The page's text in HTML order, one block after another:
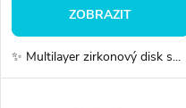
d
u
o
d
ZOBRAZIT
✨ Multilayer zirkonový disk s...